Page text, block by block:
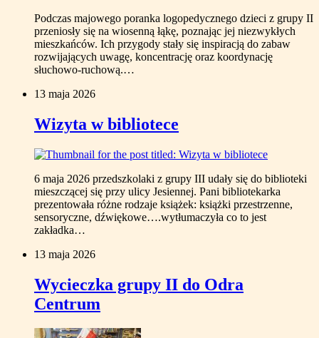
Podczas majowego poranka logopedycznego dzieci z grupy II
przeniosły się na wiosenną łąkę, poznając jej niezwykłych
mieszkańców. Ich przygody stały się inspiracją do zabaw
rozwijających uwagę, koncentrację oraz koordynację
słuchowo-ruchową.…
13 maja 2026
Wizyta w bibliotece
6 maja 2026 przedszkolaki z grupy III udały się do biblioteki
mieszczącej się przy ulicy Jesiennej. Pani bibliotekarka
prezentowała różne rodzaje książek: książki przestrzenne,
sensoryczne, dźwiękowe….wytłumaczyła co to jest
zakładka…
13 maja 2026
Wycieczka grupy II do Odra
Centrum